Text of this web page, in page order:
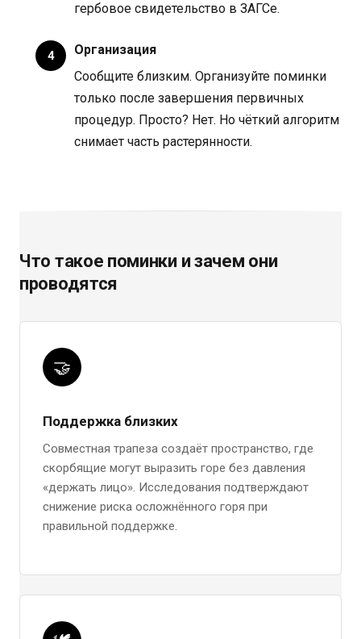
гербовое свидетельство в ЗАГСе.
Организация
Сообщите близким. Организуйте поминки
только после завершения первичных
процедур. Просто? Нет. Но чёткий алгоритм
снимает часть растерянности.
Что такое поминки и зачем они
проводятся
🤝
Поддержка близких
Совместная трапеза создаёт пространство, где
скорбящие могут выразить горе без давления
«держать лицо». Исследования подтверждают
снижение риска осложнённого горя при
правильной поддержке.